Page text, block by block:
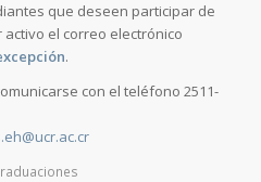
que deseen participar de
el correo electrónico
.
con el teléfono 2511-